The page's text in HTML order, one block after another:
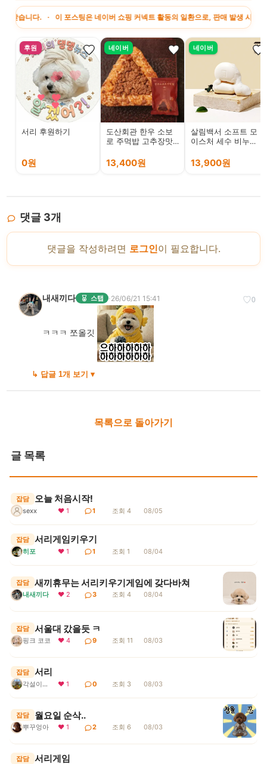
. · 이 포스팅은 네이버 쇼핑 커넥트 활동의 일환으로, 판매 발생 시 수수료
후원
서리 후원하기
0원
네이버
도산회관 한우 소보
로 주먹밥 고추장맛
13,400원
네이버
살림백서 소프트 모
이스처 세수 비누
클렌징 세안 향수 향
좋은 향기좋은 퍼퓸
13,900원
댓글 3개
댓글을 작성하려면 로그인이 필요합니다.
♡0
내새끼다 스탭 ·26/06/21 15:41
ㅋㅋㅋ 쪼올깃
↳ 답글 1개 보기 ▾
목록으로 돌아가기
글 목록
잡담 오늘 처음시작!
sexx ❤ 1 1 조회 4 08/05
잡담 서리게임키우기
히포 ❤ 1 1 조회 1 08/04
잡담 새끼휴무는 서리키우기게임에 갖다바쳐
내새끼다 ❤ 2 3 조회 4 08/04
잡담 서울대 갔을듯 ㅋ
핑크 코코 ❤ 4 9 조회 11 08/03
잡담 서리
각설이지요 ❤ 1 0 조회 3 08/03
잡담 월요일 순삭..
뿌꾸엉아 ❤ 1 2 조회 6 08/03
잡담 서리게임